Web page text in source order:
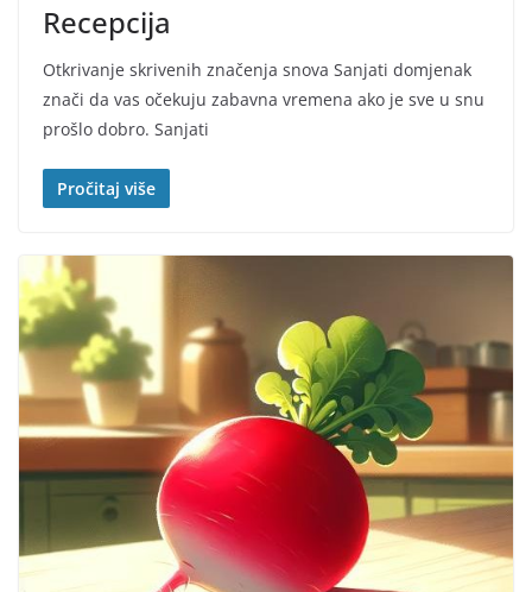
Recepcija
Otkrivanje skrivenih značenja snova Sanjati domjenak
znači da vas očekuju zabavna vremena ako je sve u snu
prošlo dobro. Sanjati
Pročitaj više